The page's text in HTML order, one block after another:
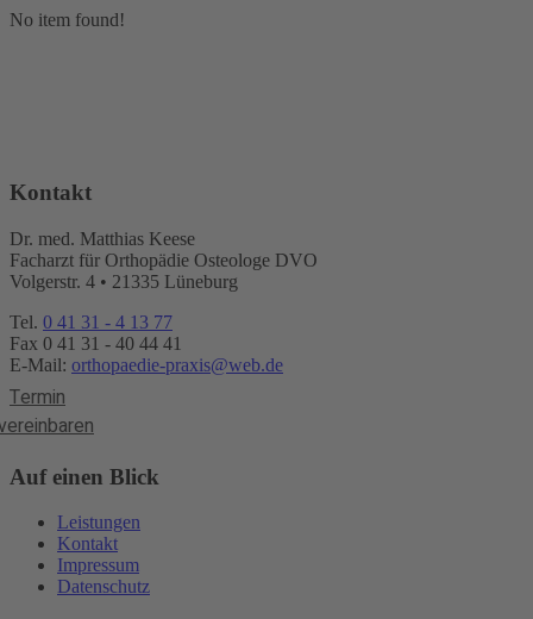
No item found!
Kontakt
Dr. med. Matthias Keese
Facharzt für Orthopädie Osteologe DVO
Volgerstr. 4 • 21335 Lüneburg
Tel. 0 41 31 - 4 13 77
Fax 0 41 31 - 40 44 41
E-Mail: orthopaedie-praxis@web.de
Termin
Auf einen Blick
Leistungen
Kontakt
Impressum
Datenschutz